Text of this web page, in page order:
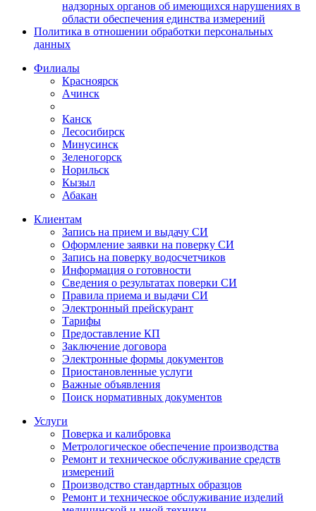
надзорных органов об имеющихся нарушениях в
области обеспечения единства измерений
Политика в отношении обработки персональных
данных
Филиалы
Красноярск
Ачинск
Канск
Лесосибирск
Минусинск
Зеленогорск
Норильск
Кызыл
Абакан
Клиентам
Запись на прием и выдачу СИ
Оформление заявки на поверку СИ
Запись на поверку водосчетчиков
Информация о готовности
Сведения о результатах поверки СИ
Правила приема и выдачи СИ
Электронный прейскурант
Тарифы
Предоставление КП
Заключение договора
Электронные формы документов
Приостановленные услуги
Важные объявления
Поиск нормативных документов
Услуги
Поверка и калибровка
Метрологическое обеспечение производства
Ремонт и техническое обслуживание средств
измерений
Производство стандартных образцов
Ремонт и техническое обслуживание изделий